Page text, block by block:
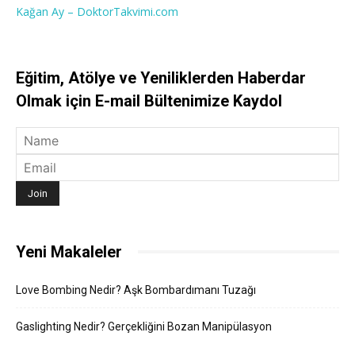
Kağan Ay – DoktorTakvimi.com
Eğitim, Atölye ve Yeniliklerden Haberdar
Olmak için E-mail Bültenimize Kaydol
Yeni Makaleler
Love Bombing Nedir? Aşk Bombardımanı Tuzağı
Gaslighting Nedir? Gerçekliğini Bozan Manipülasyon